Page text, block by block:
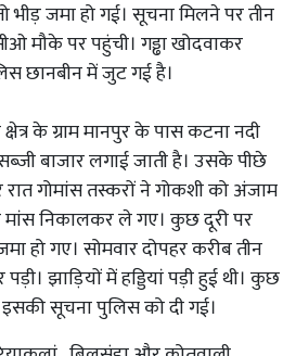
भीड़ जमा हो गई। सूचना मिलने पर तीन
मौके पर पहुंची। गड्ढा खोदवाकर
छानबीन में जुट गई है।
के ग्राम मानपुर के पास कटना नदी
बाजार लगाई जाती है। उसके पीछे
रात गोमांस तस्करों ने गोकशी को अंजाम
मांस निकालकर ले गए। कुछ दूरी पर
हो गए। सोमवार दोपहर करीब तीन
झाड़ियों में हड्डियां पड़ी हुई थी। कुछ
इसकी सूचना पुलिस को दी गई।